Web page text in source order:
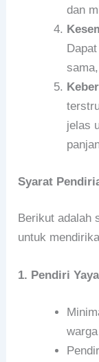
dan
jelas
Syarat
Berikut adalah
untuk
1. Pendiri